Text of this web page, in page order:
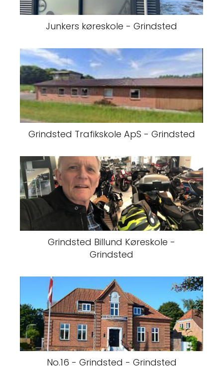
Junkers køreskole - Grindsted
Grindsted Trafikskole ApS - Grindsted
Grindsted Billund Køreskole -
Grindsted
No.16 - Grindsted - Grindsted